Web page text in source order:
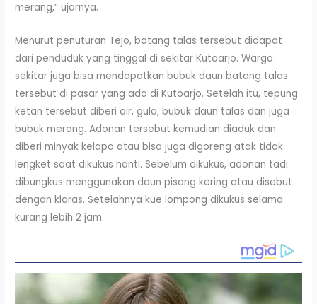
merang,” ujarnya.
Menurut penuturan Tejo, batang talas tersebut didapat
dari penduduk yang tinggal di sekitar Kutoarjo. Warga
sekitar juga bisa mendapatkan bubuk daun batang talas
tersebut di pasar yang ada di Kutoarjo. Setelah itu, tepung
ketan tersebut diberi air, gula, bubuk daun talas dan juga
bubuk merang. Adonan tersebut kemudian diaduk dan
diberi minyak kelapa atau bisa juga digoreng atak tidak
lengket saat dikukus nanti. Sebelum dikukus, adonan tadi
dibungkus menggunakan daun pisang kering atau disebut
dengan klaras. Setelahnya kue lompong dikukus selama
kurang lebih 2 jam.